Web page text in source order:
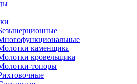
каменщика
кровельщика
топоры